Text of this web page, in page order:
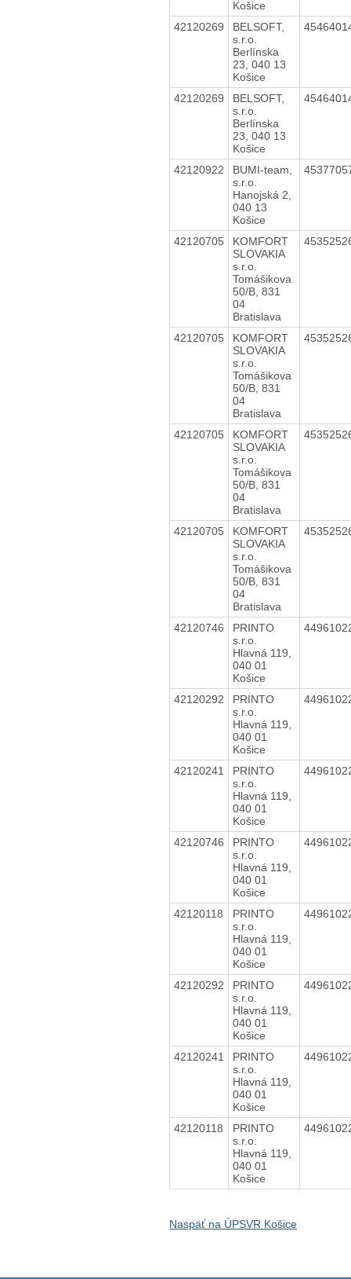
Košice
42120269
BELSOFT,
s.r.o.
Berlínska
23, 040 13
Košice
42120269
BELSOFT,
s.r.o.
Berlínska
23, 040 13
Košice
42120922
BUMI-team,
s.r.o.
Hanojská 2,
040 13
Košice
42120705
KOMFORT
SLOVAKIA
s.r.o.
Tomášikova
50/B, 831
04
Bratislava
42120705
KOMFORT
SLOVAKIA
s.r.o.
Tomášikova
50/B, 831
04
Bratislava
42120705
KOMFORT
SLOVAKIA
s.r.o.
Tomášikova
50/B, 831
04
Bratislava
42120705
KOMFORT
SLOVAKIA
s.r.o.
Tomášikova
50/B, 831
04
Bratislava
42120746
PRINTO
s.r.o.
Hlavná 119,
040 01
Košice
42120292
PRINTO
s.r.o.
Hlavná 119,
040 01
Košice
42120241
PRINTO
s.r.o.
Hlavná 119,
040 01
Košice
42120746
PRINTO
s.r.o.
Hlavná 119,
040 01
Košice
42120118
PRINTO
s.r.o.
Hlavná 119,
040 01
Košice
42120292
PRINTO
s.r.o.
Hlavná 119,
040 01
Košice
42120241
PRINTO
s.r.o.
Hlavná 119,
040 01
Košice
42120118
PRINTO
s.r.o.
Hlavná 119,
040 01
Košice
Naspäť na ÚPSVR Košice